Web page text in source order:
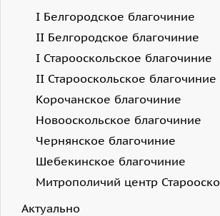
I Белгородское благочиние
II Белгородское благочиние
I Старооскольское благочиние
II Старооскольское благочиние
Корочанское благочиние
Новооскольское благочиние
Чернянское благочиние
Шебекинское благочиние
Митрополичий центр
Актуально